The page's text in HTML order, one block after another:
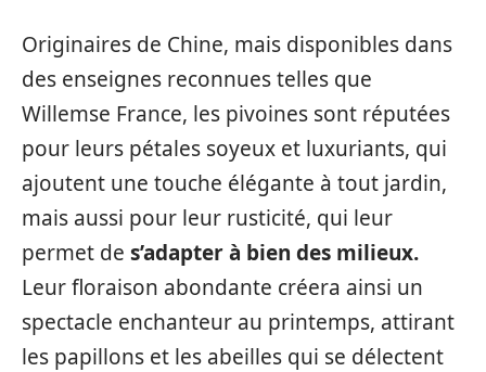
Originaires de Chine, mais disponibles dans
des enseignes reconnues telles que
Willemse France, les pivoines sont réputées
pour leurs pétales soyeux et luxuriants, qui
ajoutent une touche élégante à tout jardin,
mais aussi pour leur rusticité, qui leur
permet de s’adapter à bien des milieux.
Leur floraison abondante créera ainsi un
spectacle enchanteur au printemps, attirant
les papillons et les abeilles qui se délectent